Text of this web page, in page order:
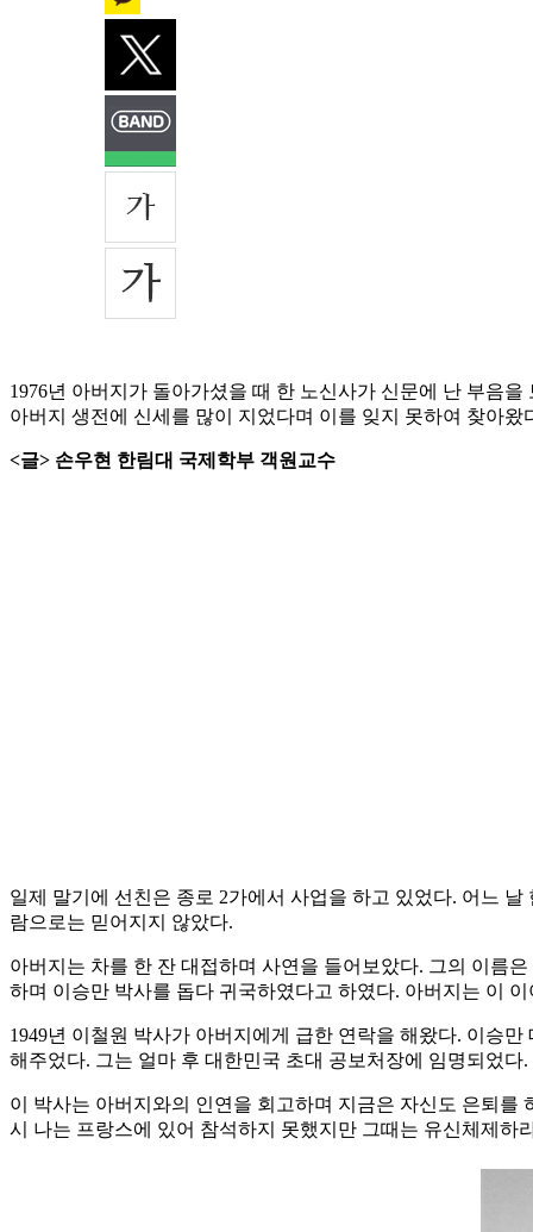
1976년 아버지가 돌아가셨을 때 한 노신사가 신문에 난 부음
아버지 생전에 신세를 많이 지었다며 이를 잊지 못하여 찾아
<글> 손우현 한림대 국제학부 객원교수
일제 말기에 선친은 종로 2가에서 사업을 하고 있었다. 어느
람으로는 믿어지지 않았다.
아버지는 차를 한 잔 대접하며 사연을 들어보았다. 그의 이름
하며 이승만 박사를 돕다 귀국하였다고 하였다. 아버지는 이
1949년 이철원 박사가 아버지에게 급한 연락을 해왔다. 이승
해주었다. 그는 얼마 후 대한민국 초대 공보처장에 임명되었다.
이 박사는 아버지와의 인연을 회고하며 지금은 자신도 은퇴
시 나는 프랑스에 있어 참석하지 못했지만 그때는 유신체제